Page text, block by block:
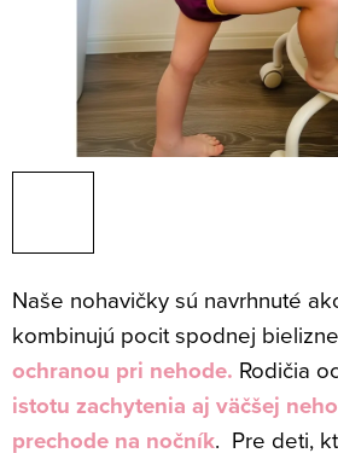
Naše nohavičky sú navrhnuté
kombinujú pocit spodnej
ochranou pri nehode. Rodičia
istotu zachytenia aj väčšej
prechode na nočník. Pre deti,